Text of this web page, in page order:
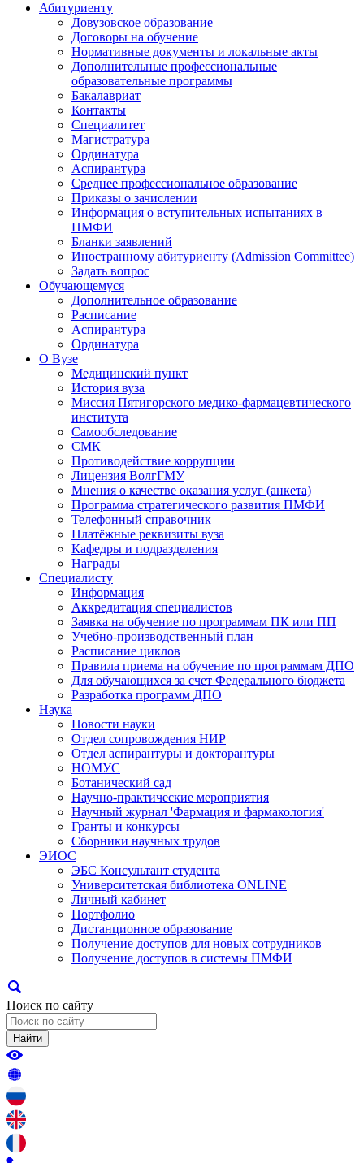
Абитуриенту
Довузовское образование
Договоры на обучение
Нормативные документы и локальные акты
Дополнительные профессиональные
образовательные программы
Бакалавриат
Контакты
Специалитет
Магистратура
Ординатура
Аспирантура
Среднее профессиональное образование
Приказы о зачислении
Информация о вступительных испытаниях в
ПМФИ
Бланки заявлений
Иностранному абитуриенту (Admission Committee)
Задать вопрос
Обучающемуся
Дополнительное образование
Расписание
Аспирантура
Ординатура
О Вузе
Медицинский пункт
История вуза
Миссия Пятигорского медико-фармацевтического
института
Самообследование
СМК
Противодействие коррупции
Лицензия ВолгГМУ
Мнения о качестве оказания услуг (анкета)
Программа стратегического развития ПМФИ
Телефонный справочник
Платёжные реквизиты вуза
Кафедры и подразделения
Награды
Специалисту
Информация
Аккредитация специалистов
Заявка на обучение по программам ПК или ПП
Учебно-производственный план
Расписание циклов
Правила приема на обучение по программам ДПО
Для обучающихся за счет Федерального бюджета
Разработка программ ДПО
Наука
Новости науки
Отдел сопровождения НИР
Отдел аспирантуры и докторантуры
НОМУС
Ботанический сад
Научно-практические мероприятия
Научный журнал 'Фармация и фармакология'
Гранты и конкурсы
Сборники научных трудов
ЭИОС
ЭБС Консультант студента
Университетская библиотека ONLINE
Личный кабинет
Портфолио
Дистанционное образование
Получение доступов для новых сотрудников
Получение доступов в системы ПМФИ
Поиск по сайту
Найти